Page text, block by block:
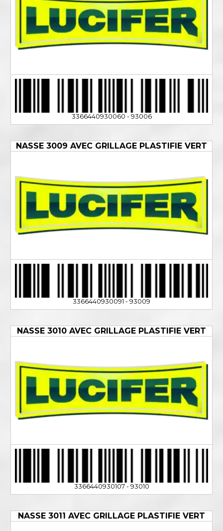
3366440930060 - 93006
NASSE 3009 AVEC GRILLAGE PLASTIFIE VERT
3366440930091 - 93009
NASSE 3010 AVEC GRILLAGE PLASTIFIE VERT
3366440930107 - 93010
NASSE 3011 AVEC GRILLAGE PLASTIFIE VERT